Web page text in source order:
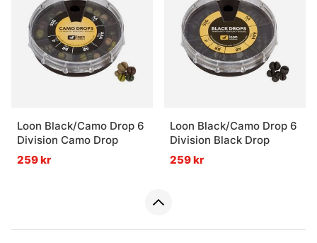
Loon Black/Camo Drop 6
Division Camo Drop
259 kr
Loon Black/Camo Drop 6
Division Black Drop
259 kr